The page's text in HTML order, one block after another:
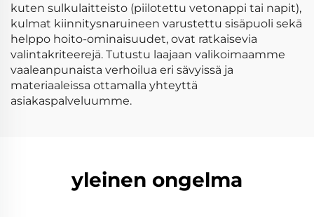
kuten sulkulaitteisto (piilotettu vetonappi tai napit),
kulmat kiinnitysnaruineen varustettu sisäpuoli sekä
helppo hoito-ominaisuudet, ovat ratkaisevia
valintakriteerejä. Tutustu laajaan valikoimaamme
vaaleanpunaista verhoilua eri sävyissä ja
materiaaleissa ottamalla yhteyttä
asiakaspalveluumme.
yleinen ongelma